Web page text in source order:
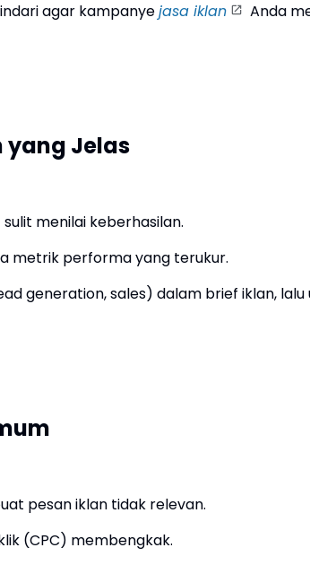
agar kampanyejasa iklan
Anda
yang Jelas
menilai keberhasilan.
metrik performa yang terukur.
generation, sales) dalam brief iklan,
pesan iklan tidak relevan.
(CPC) membengkak.